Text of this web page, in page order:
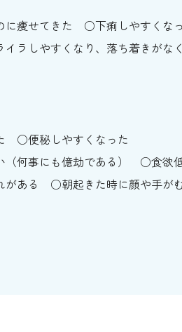
に痩せてきた
下痢しやすくな
イラしやすくなり、落ち着きがな
便秘しやすくなった
何事にも億劫である）
食欲
ある 朝起きた時に顔や手が